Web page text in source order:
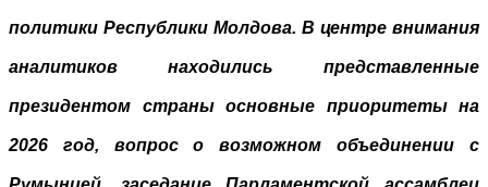
политики Республики Молдова. В центре внимания
аналитиков находились представленные
президентом страны основные приоритеты на
2026 год, вопрос о возможном объединении с